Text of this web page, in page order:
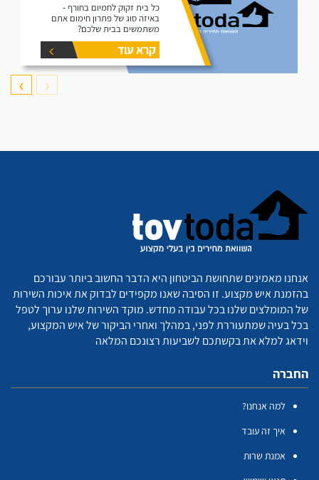
כל בית זקוק לחמיום בחורף -
באיזה סוג של פתרון חימום אתם
משתמשים בבית שלכם?
קרא עוד
❮
❯
אנחנו מאמינים שתחושת הביטחון היא הדבר החשוב ביותר עבורכם
בהזמנת איש מקצוע. זו הסיבה שאנו מקפידים לבדוק את איכות השירות
של המומלצים שלנו בכל עבודה מחדש. מוקד השירות שלנו ערוך לטפל
בכל בעיה שמתעוררת לפני, במהלך ואחרי הביקור של איש המקצוע,
וידאג למלא את בקשתכם לשביעות רצונכם המלאה
החברה
למה אנחנו?
איך זה עובד
אמנת שרות